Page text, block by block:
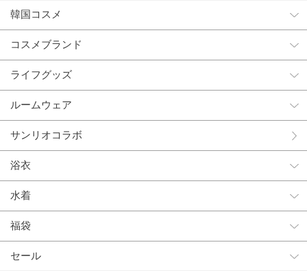
韓国コスメ
コスメブランド
ライフグッズ
ルームウェア
サンリオコラボ
浴衣
水着
福袋
セール